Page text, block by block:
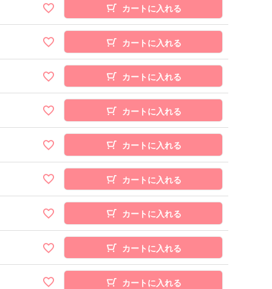
カートに入れる
カートに入れる
カートに入れる
カートに入れる
カートに入れる
カートに入れる
カートに入れる
カートに入れる
カートに入れる